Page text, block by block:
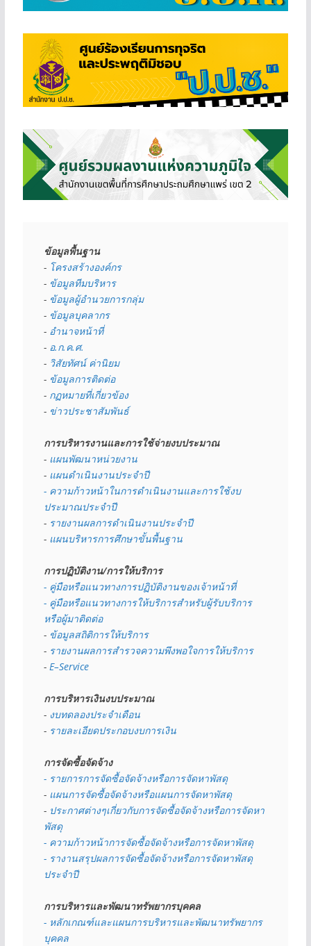
ข้อมูลพื้นฐาน
- โครงสร้างองค์กร
- ข้อมูลทีมบริหาร
- ข้อมูลผู้อำนวยการกลุ่ม
- ข้อมูลบุคลากร
- อำนาจหน้าที่
- อ.ก.ค.ศ.
- วิสัยทัศน์ ค่านิยม
- ข้อมูลการติดต่อ
- กฏหมายที่เกี่ยวข้อง
- ข่าวประชาสัมพันธ์
การบริหารงานและการใช้จ่ายงบประมาณ
- แผนพัฒนาหน่วยงาน
- แผนดำเนินงานประจำปี
- ความก้าวหน้าในการดำเนินงานและการใช้งบ
ประมาณประจำปี
- รายงานผลการดำเนินงานประจำปี
- แผนบริหารการศึกษาขั้นพื้นฐาน
การปฏิบัติงาน/การให้บริการ
- คู่มือหรือแนวทางการปฏิบัติงานของเจ้าหน้าที่
- คู่มือหรือแนวทางการให้บริการสำหรับผู้รับบริการ
หรือผู้มาติดต่อ
- ข้อมูลสถิติการให้บริการ
- รายงานผลการสำรวจความพึงพอใจการให้บริการ
- E–Service
การบริหารเงินงบประมาณ
- งบทดลองประจำเดือน
- รายละเอียดประกอบงบการเงิน
การจัดซื้อจัดจ้าง
- รายการการจัดซื้อจัดจ้างหรือการจัดหาพัสดุ
- แผนการจัดซื้อจัดจ้างหรือแผนการจัดหาพัสดุ
- ประกาศต่างๆเกี่ยวกับการจัดซื้อจัดจ้างหรือการจัดหา
พัสดุ
- ความก้าวหน้าการจัดซื้อจัดจ้างหรือการจัดหาพัสดุ
- รางานสรุปผลการจัดซื้อจัดจ้างหรือการจัดหาพัสดุ
ประจำปี
การบริหารและพัฒนาทรัพยากรบุคคล
- หลักเกณฑ์และแผนการบริหารและพัฒนาทรัพยากร
บุคคล